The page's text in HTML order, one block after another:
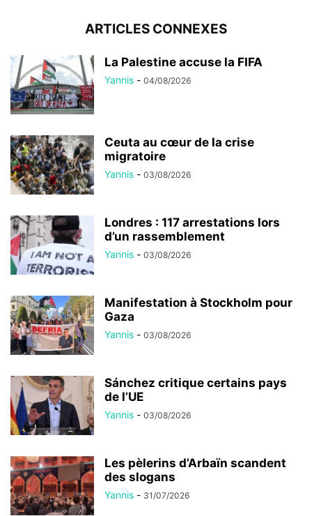
ARTICLES CONNEXES
La Palestine accuse la FIFA
Yannis - 04/08/2026
Ceuta au cœur de la crise
migratoire
Yannis - 03/08/2026
Londres : 117 arrestations lors
d’un rassemblement
Yannis - 03/08/2026
Manifestation à Stockholm pour
Gaza
Yannis - 03/08/2026
Sánchez critique certains pays
de l’UE
Yannis - 03/08/2026
Les pèlerins d’Arbaïn scandent
des slogans
Yannis - 31/07/2026